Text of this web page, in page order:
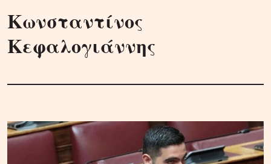
Κωνσταντίνος
Κεφαλογιάννης